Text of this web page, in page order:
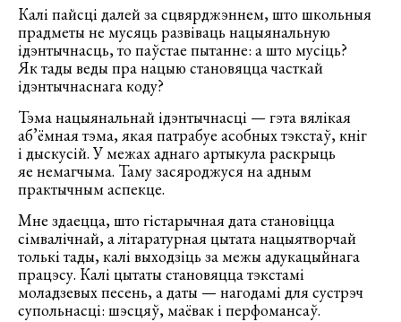
Калі пайсці далей за сцвярджэннем, што школьныя
прадметы не мусяць развіваць нацыянальную
ідэнтычнасць, то паўстае пытанне: а што мусіць?
Як тады веды пра нацыю становяцца часткай
ідэнтычнаснага коду?
Тэма нацыянальнай ідэнтычнасці — гэта вялікая
аб’ёмная тэма, якая патрабуе асобных тэкстаў, кніг
і дыскусій. У межах аднаго артыкула раскрыць
яе немагчыма. Таму засяроджуся на адным
практычным аспекце.
Мне здаецца, што гістарычная дата становіцца
сімвалічнай, а літаратурная цытата нацыятворчай
толькі тады, калі выходзіць за межы адукацыйнага
працэсу. Калі цытаты становяцца тэкстамі
моладзевых песень, а даты — нагодамі для сустрэч
супольнасці: шэсцяў, маёвак і перфомансаў.